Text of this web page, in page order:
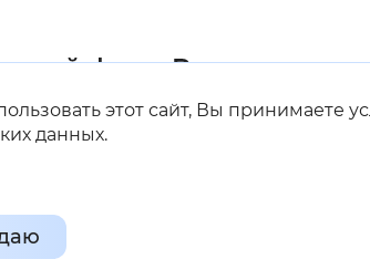
этот сайт, Вы принимаете
данных.